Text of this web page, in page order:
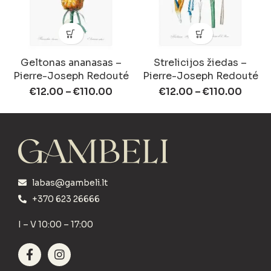
Geltonas ananasas –
Pierre-Joseph Redouté
€12.00 –€110.00
Strelicijos žiedas –
Pierre-Joseph Redouté
€12.00 –€110.00
labas@gambeli.lt
+370 623 26666
I – V 10:00 – 17:00